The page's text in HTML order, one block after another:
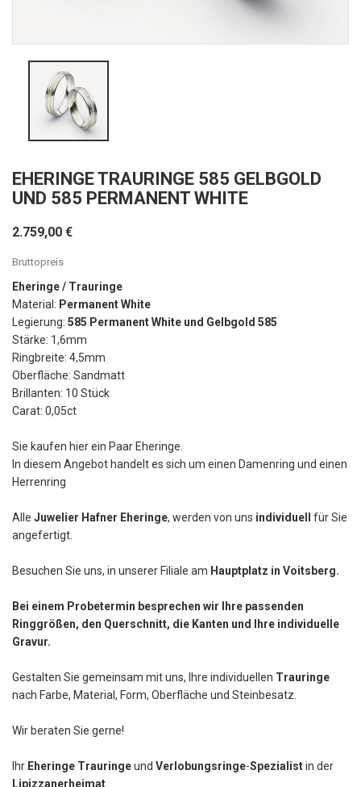
EHERINGE TRAURINGE 585 GELBGOLD
UND 585 PERMANENT WHITE
2.759,00 €
Bruttopreis
Eheringe / Trauringe
Material: Permanent White
Legierung: 585 Permanent White und Gelbgold 585
Stärke: 1,6mm
Ringbreite: 4,5mm
Oberfläche: Sandmatt
Brillanten: 10 Stück
Carat: 0,05ct
Sie kaufen hier ein Paar Eheringe.
In diesem Angebot handelt es sich um einen Damenring und einen
Herrenring
Alle Juwelier Hafner Eheringe, werden von uns individuell
für Sie
angefertigt.
Besuchen Sie uns, in unserer Filiale am Hauptplatz in Voitsberg.
Bei einem Probetermin besprechen wir Ihre passenden
Ringgrößen, den Querschnitt, die Kanten und Ihre individuelle
Gravur.
Gestalten Sie gemeinsam mit uns, Ihre individuellen Trauringe
nach Farbe, Material, Form, Oberfläche und Steinbesatz.
Wir beraten Sie gerne!
Ihr Eheringe Trauringeund Verlobungsringe-Spezialistin der
Lipizzanerheimat